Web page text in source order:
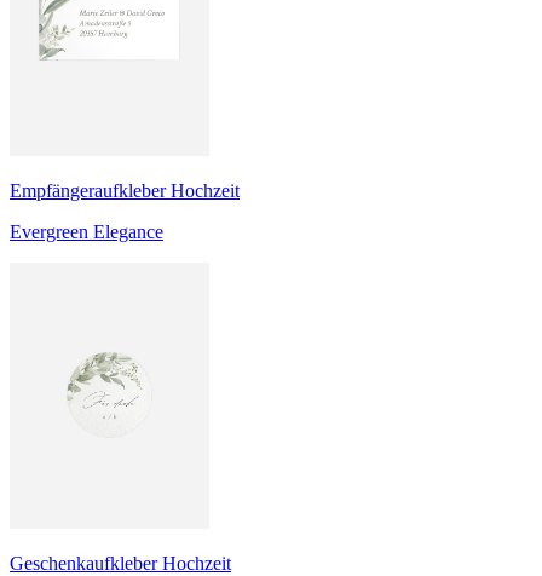
Empfängeraufkleber Hochzeit
Evergreen Elegance
Geschenkaufkleber Hochzeit